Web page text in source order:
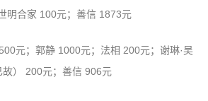
明合家 100元；善信 1873元
元；郭静 1000元；法相 200元；谢琳·吴
） 200元；善信 906元